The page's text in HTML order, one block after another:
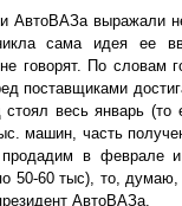
АвтоВАЗа выражали
сама идея ее
говорят. По словам
поставщиками
весь январь (то
машин, часть
в феврале и
50-60 тыс), то,
АвтоВАЗа.